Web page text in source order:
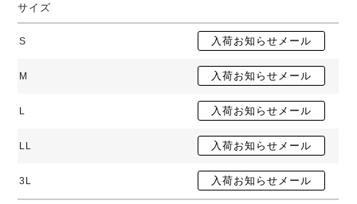
サイズ
S
M
L
LL
3L